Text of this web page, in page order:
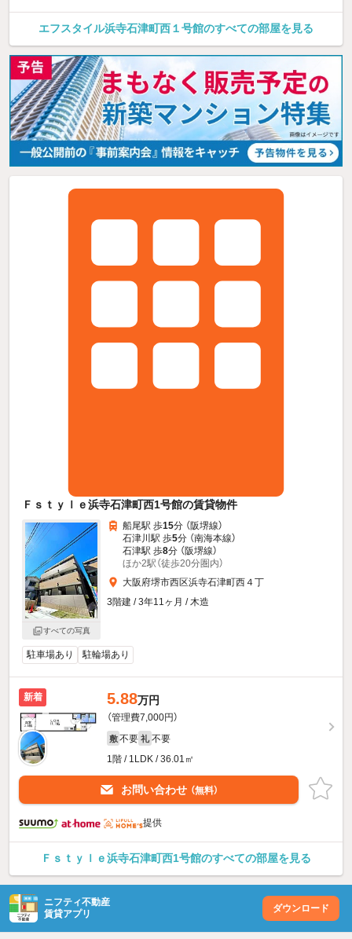
エフスタイル浜寺石津町西１号館のすべての部屋を見る
Ｆｓｔｙｌｅ浜寺石津町西1号館の賃貸物件
すべての写真
船尾駅 歩15分 （阪堺線）
石津川駅 歩5分 （南海本線）
石津駅 歩8分 （阪堺線）
ほか2駅（徒歩20分圏内）
大阪府堺市西区浜寺石津町西４丁
3階建 / 3年11ヶ月 / 木造
駐車場あり 駐輪場あり
新着 5.88万円
（管理費7,000円）
敷 不要 礼 不要
1階 / 1LDK / 36.01㎡
お問い合わせ （無料）
提供
Ｆｓｔｙｌｅ浜寺石津町西1号館のすべての部屋を見る
ニフティ不動産
賃貸アプリ
ダウンロード